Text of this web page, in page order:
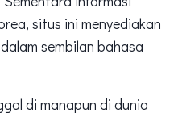
situs ini menyediakan
sembilan bahasa
di manapun di dunia